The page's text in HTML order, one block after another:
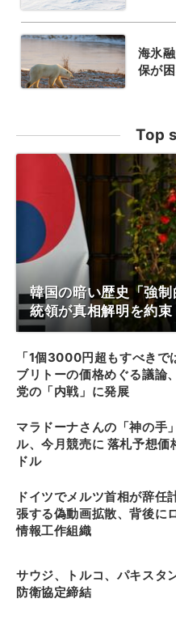
海氷
保が
Top
韓国の暗い歴史「強
統領が真相解明を約束
「1個3000円超もすべきで
ブリトーの価格めぐる議論
党の「内戦」に発展
マラドーナさんの「神の手
ル、今月競売に 落札予想価
ドル
ドイツでメルツ首相が辞任
張する偽動画拡散、背後に
情報工作組織
サウジ、トルコ、パキスタ
防衛協定締結